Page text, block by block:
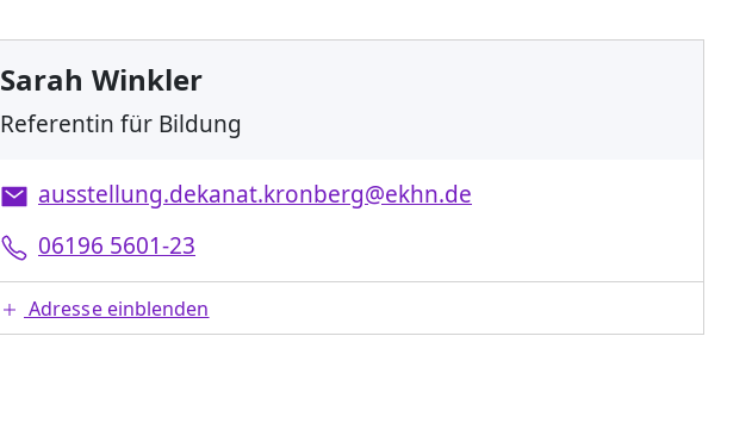
Sarah Winkler
Referentin für Bildung
ausstellung.dekanat.kronberg@ekhn.de
06196 5601-23
Adresse einblenden